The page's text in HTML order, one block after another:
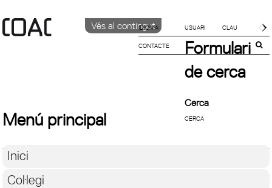
Vés al contingut
IDIOMA
CATALÀ
CONTACTE
Formulari
de cerca
Cerca
Menú principal
Inici
Col·legi